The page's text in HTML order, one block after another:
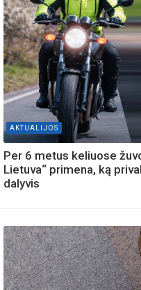
AKTUALIJOS
Per 6 metus keliuose
Lietuva“ primena, ką
dalyvis